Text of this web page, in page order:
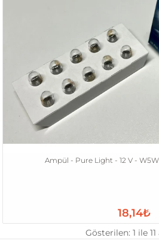
Ampül - Pure Light - 12 V -
18,14₺
Gösterilen: 1 ile 11